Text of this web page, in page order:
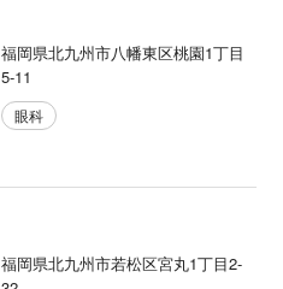
福岡県北九州市八幡東区桃園1丁目
5-11
眼科
福岡県北九州市若松区宮丸1丁目2-